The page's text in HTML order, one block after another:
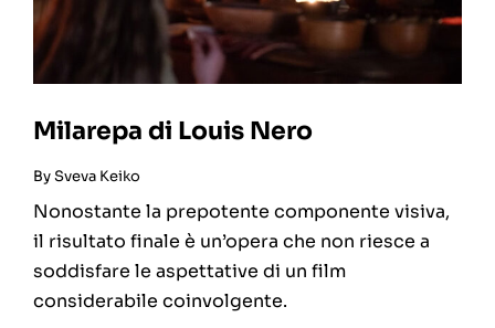
Milarepa di Louis Nero
BySveva Keiko
Nonostante la prepotente componente visiva,
il risultato finale è un’opera che non riesce a
soddisfare le aspettative di un film
considerabile coinvolgente.